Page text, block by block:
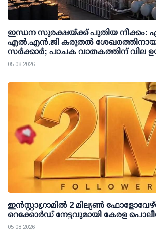
ഇന്ധന സുരക്ഷയ്ക്ക് പുതിയ നീക്കം:
എല്‍.എന്‍.ജി കരുതല്‍ ശേഖരത്തിനായി
സര്‍ക്കാര്‍; പാചക വാതകത്തിന് വില
05 08 2026
ഇന്‍സ്റ്റാഗ്രാമില്‍ 2 മില്യണ്‍
റെക്കോര്‍ഡ് നേട്ടവുമായി കേരള
05 08 2026